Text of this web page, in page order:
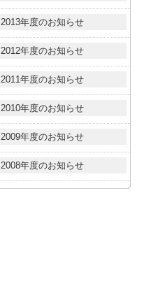
2013年度のお知らせ
2012年度のお知らせ
2011年度のお知らせ
2010年度のお知らせ
2009年度のお知らせ
2008年度のお知らせ